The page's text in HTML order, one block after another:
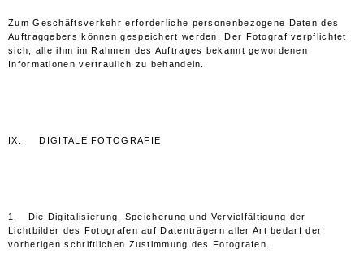
Zum Geschäftsverkehr erforderliche personenbezogene Daten des
Auftraggebers können gespeichert werden. Der Fotograf verpflichtet
sich, alle ihm im Rahmen des Auftrages bekannt gewordenen
Informationen vertraulich zu behandeln.
IX. DIGITALE FOTOGRAFIE
1. Die Digitalisierung, Speicherung und Vervielfältigung der
Lichtbilder des Fotografen auf Datenträgern aller Art bedarf der
vorherigen schriftlichen Zustimmung des Fotografen.